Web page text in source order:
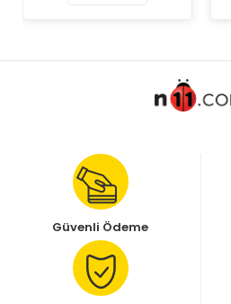
Güvenli Ödeme